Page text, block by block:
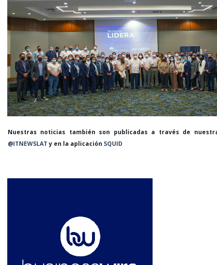
Nuestras noticias también son publicadas a través de
@ITNEWSLATy en la aplicación SQUID